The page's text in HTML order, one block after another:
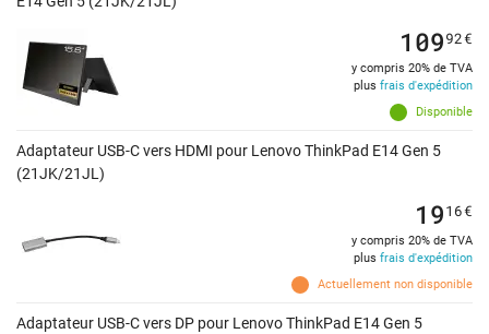
Disponible
10992€
y compris 20% de TVA
plus frais d'expédition
Adaptateur USB-C vers HDMI pour Lenovo ThinkPad E14 Gen 5
(21JK/21JL)
Actuellement non disponible
1916€
y compris 20% de TVA
plus frais d'expédition
Adaptateur USB-C vers DP pour Lenovo ThinkPad E14 Gen 5